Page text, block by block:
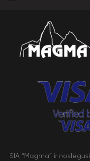
SIA “Magma” ir